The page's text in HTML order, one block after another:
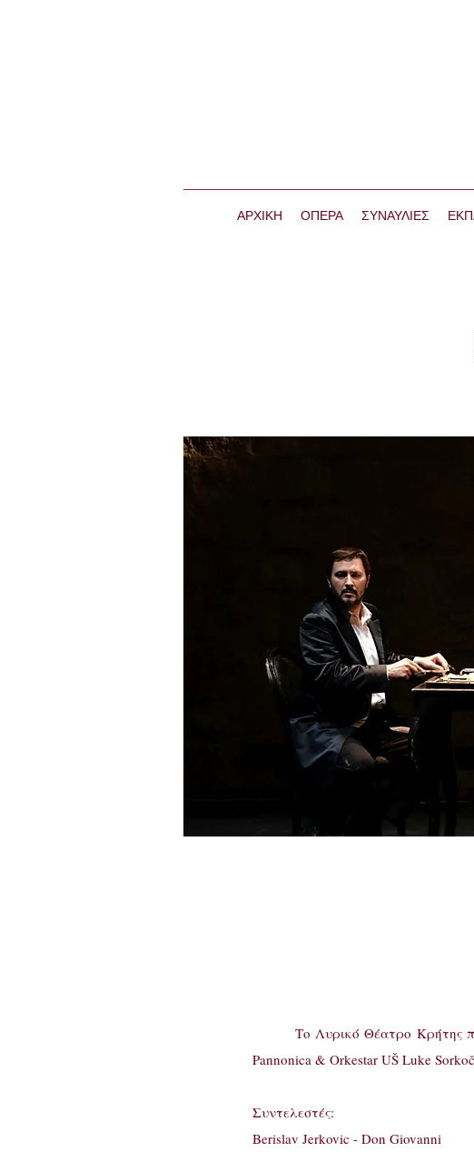
ΑΡΧΙΚΗ ΟΠΕΡΑ ΣΥΝΑΥΛΙΕΣ
Το Λυρικό Θέατρο Κρήτης
Pannonica & Orkestar UŠ Luke
Συντελεστές:
Berislav Jerkovic - Don Giovanni